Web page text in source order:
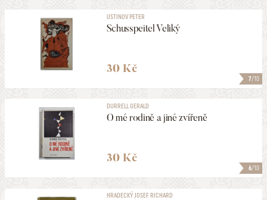
7/10
USTINOV PETER
Schusspeitel Veliký
30 Kč
6/10
DURRELL GERALD
O mé rodině a jiné zvířeně
30 Kč
HRADECKÝ JOSEF RICHARD